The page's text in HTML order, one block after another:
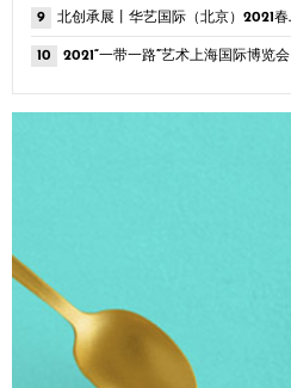
9 北创承展丨华艺国际（北京）2021春季拍卖会
10 2021“一带一路”艺术上海国际博览会